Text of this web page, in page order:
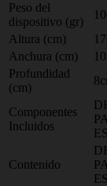
Peso del
dispositivo (gr)
Altura (cm)
Anchura (cm)
Profundidad
(cm)
Componentes
Incluidos
Contenido